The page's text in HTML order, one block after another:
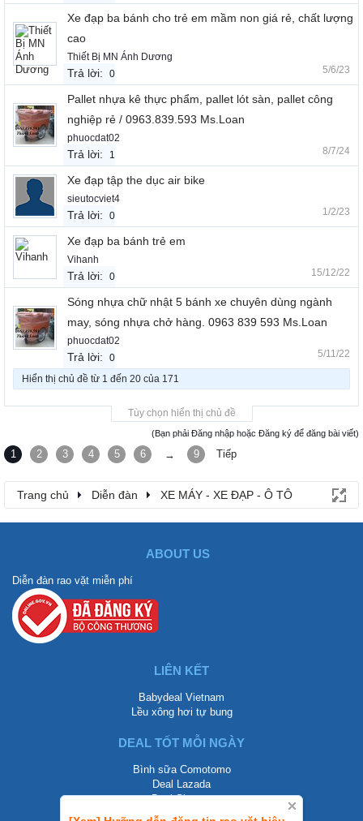
Xe đạp ba bánh cho trẻ em mầm non giá rẻ, chất lượng
cao
Thiết Bị MN Ánh Dương
Trả lời: 0 5/6/23
Pallet nhựa kê thực phẩm, pallet lót sàn, pallet công
nghiệp rẻ / 0963.839.593 Ms.Loan
phuocdat02
Trả lời: 1 8/7/24
Xe đạp tập the dục air bike
sieutocviet4
Trả lời: 0 1/2/23
Xe đạp ba bánh trẻ em
Vihanh
Trả lời: 0 15/12/22
Sóng nhựa chữ nhật 5 bánh xe chuyên dùng ngành
may, sóng nhựa chở hàng. 0963 839 593 Ms.Loan
phuocdat02
Trả lời: 0 5/11/22
Hiển thị chủ đề từ 1 đến 20 của 171
Tùy chọn hiển thị chủ đề
(Bạn phải Đăng nhập hoặc Đăng ký để đăng bài viết)
1 2 3 4 5 6 → 9 Tiếp
Trang chủ Diễn đàn XE MÁY - XE ĐẠP - Ô TÔ
ABOUT US
Diễn đàn rao vặt miễn phí
LIÊN KẾT
Babydeal Vietnam
Lều xông hơi tự bung
DEAL TỐT MỖI NGÀY
Bình sữa Comotomo
Deal Lazada
Deal Shopee